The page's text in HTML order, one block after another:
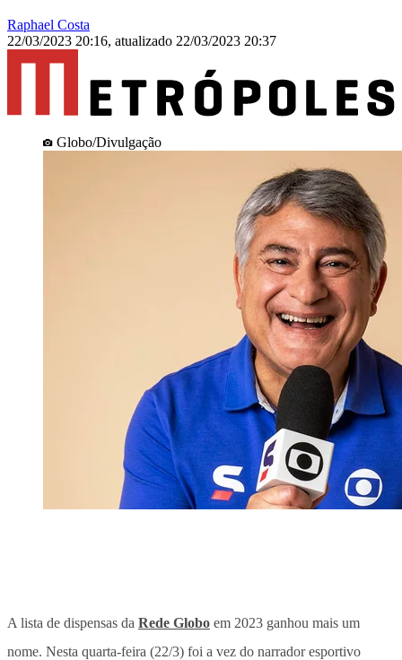
Raphael Costa
22/03/2023 20:16, atualizado 22/03/2023 20:37
Globo/Divulgação
A lista de dispensas da Rede Globo em 2023 ganhou mais um
nome. Nesta quarta-feira (22/3) foi a vez do narrador esportivo